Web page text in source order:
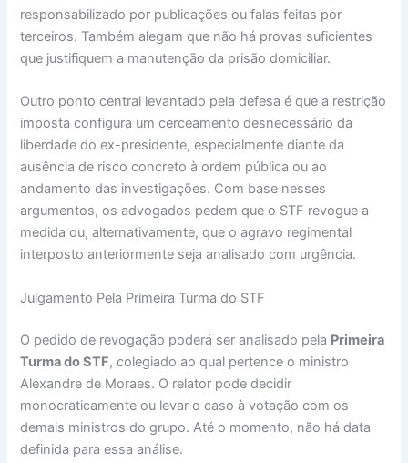
responsabilizado por publicações ou falas feitas por
terceiros. Também alegam que não há provas suficientes
que justifiquem a manutenção da prisão domiciliar.
Outro ponto central levantado pela defesa é que a restrição
imposta configura um cerceamento desnecessário da
liberdade do ex-presidente, especialmente diante da
ausência de risco concreto à ordem pública ou ao
andamento das investigações. Com base nesses
argumentos, os advogados pedem que o STF revogue a
medida ou, alternativamente, que o agravo regimental
interposto anteriormente seja analisado com urgência.
Julgamento Pela Primeira Turma do STF
O pedido de revogação poderá ser analisado pela Primeira
Turma do STF, colegiado ao qual pertence o ministro
Alexandre de Moraes. O relator pode decidir
monocraticamente ou levar o caso à votação com os
demais ministros do grupo. Até o momento, não há data
definida para essa análise.